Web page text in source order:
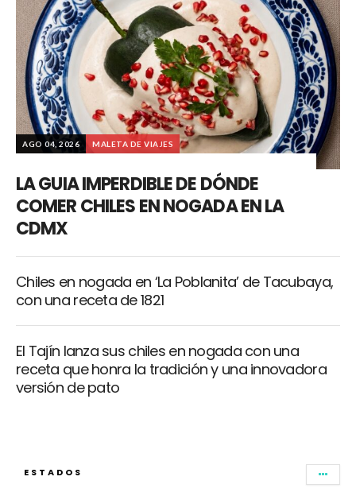
AGO 04, 2026 MALETA DE VIAJES
LA GUIA IMPERDIBLE DE DÓNDE
COMER CHILES EN NOGADA EN LA
CDMX
Chiles en nogada en ‘La Poblanita’ de Tacubaya,
con una receta de 1821
El Tajín lanza sus chiles en nogada con una
receta que honra la tradición y una innovadora
versión de pato
ESTADOS